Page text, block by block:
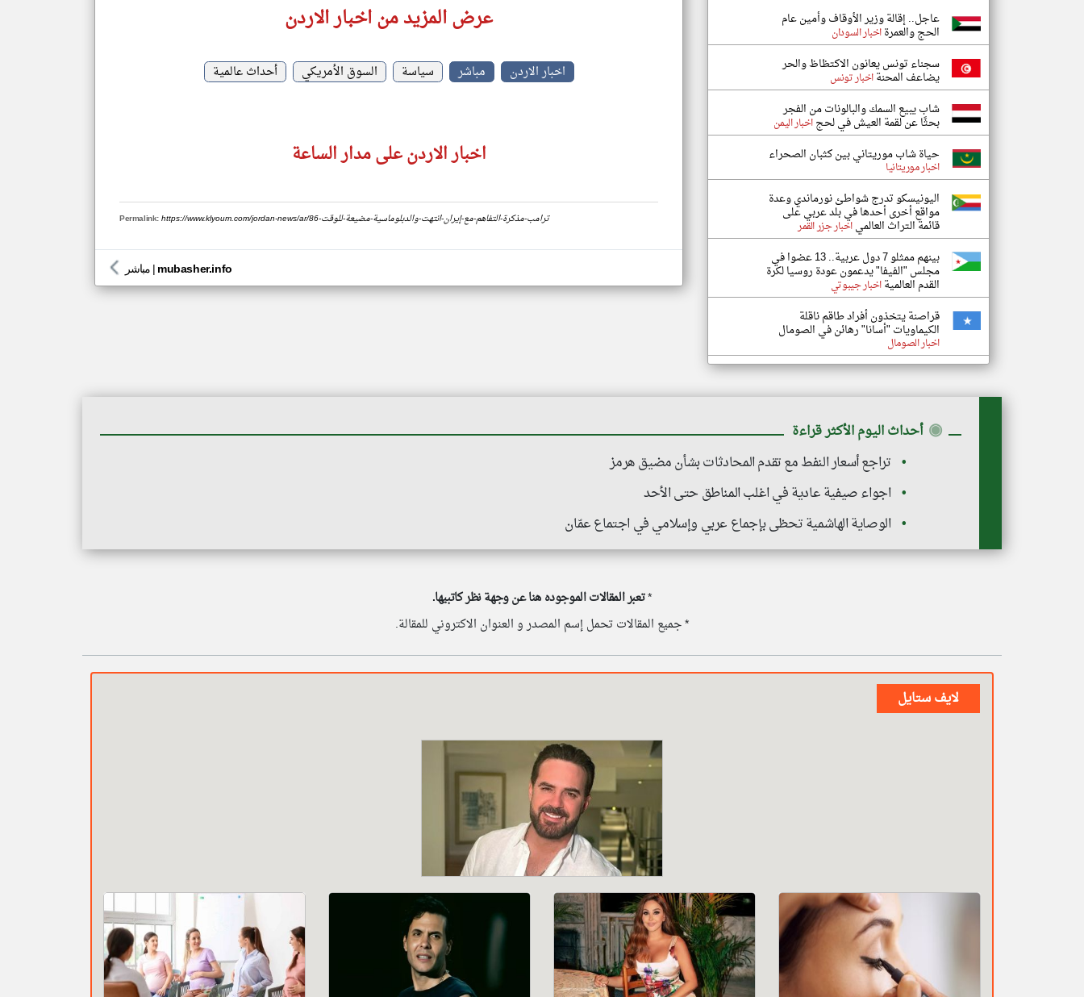
عرض المزيد من اخبار الاردن
اخبار الاردن مباشر سياسة السوق الأمريكي أحداث عالمية
اخبار الاردن على مدار الساعة
Permalink: https://www.klyoum.com/jordan-news/ar/86-ترامب-مذكرة-التفاهم-مع-إيران-انتهت-والدبلوماسية-مضيعة-للوقت
مباشر | mubasher.info
عاجل.. إقالة وزير الأوقاف وأمين عام
الحج والعمرةاخبار السودان
سجناء تونس يعانون الاكتظاظ والحر
يضاعف المحنةاخبار تونس
شاب يبيع السمك والبالونات من الفجر
بحثًا عن لقمة العيش في لحجاخبار اليمن
حياة شاب موريتاني بين كثبان الصحراء
اخبار موريتانيا
اليونيسكو تدرج شواطئ نورماندي وعدة
مواقع أخرى أحدها في بلد عربي على
قائمة التراث العالمياخبار جزر القمر
بينهم ممثلو 7 دول عربية.. 13 عضوا في
مجلس "الفيفا" يدعمون عودة روسيا لكرة
القدم العالميةاخبار جيبوتي
قراصنة يتخذون أفراد طاقم ناقلة
الكيماويات "أسانا" رهائن في الصومال
اخبار الصومال
◉ أحداث اليوم الأكثر قراءة
تراجع أسعار النفط مع تقدم المحادثات بشأن مضيق هرمز
اجواء صيفية عادية في اغلب المناطق حتى الأحد
الوصاية الهاشمية تحظى بإجماع عربي وإسلامي في اجتماع عمّان
*تعبر المقالات الموجوده هنا عن وجهة نظر كاتبيها.
* جميع المقالات تحمل إسم المصدر و العنوان الاكتروني للمقالة.
لايف ستايل